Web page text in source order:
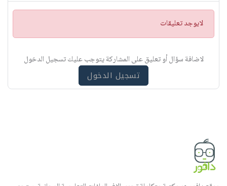
ت
ن
ي
لايوجد تعليقات
لاضافة سؤال أو تعليق على المشاركة يتوجب عليك تسجيل الدخول
تسجيل الدخول